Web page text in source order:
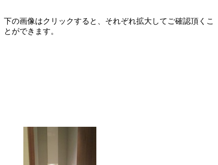
下の画像はクリックすると、それぞれ拡大してご確認頂くこ
とができます。